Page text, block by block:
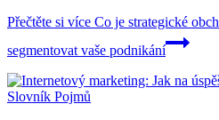
Přečtěte si více Co je strategické
segmentovat vaše podnikání
Slovník Pojmů